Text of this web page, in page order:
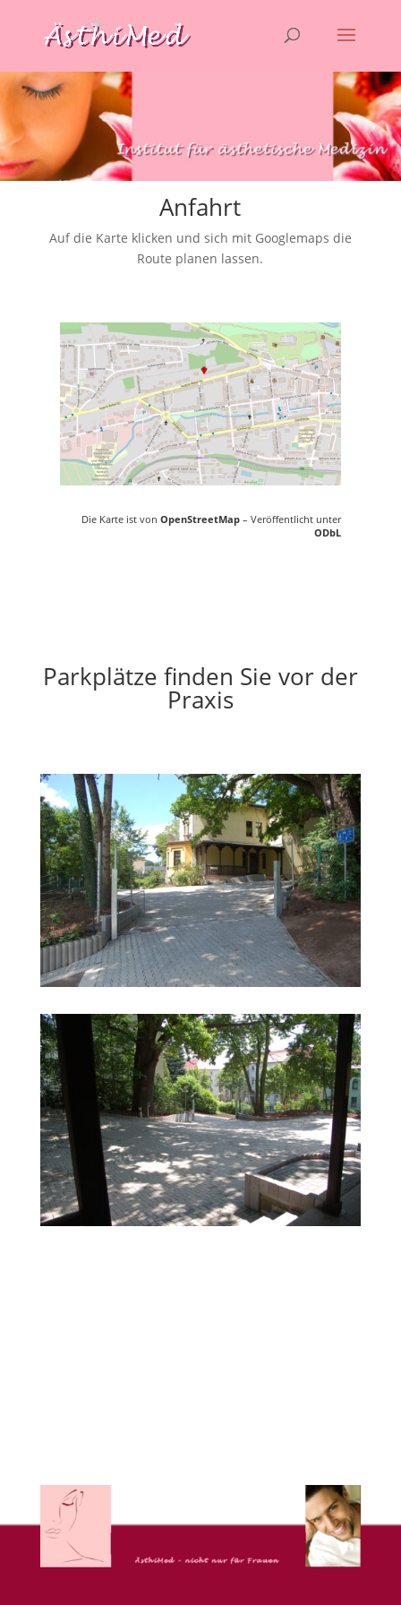
Anfahrt
Auf die Karte klicken und sich mit Googlemaps die
Route planen lassen.
Die Karte ist von OpenStreetMap– Veröffentlicht unter
ODbL
Parkplätze finden Sie vor der
Praxis